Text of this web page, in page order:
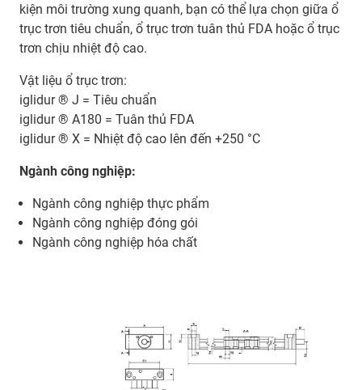
kiện môi trường xung quanh, bạn có thể lựa chọn giữa ổ
trục trơn tiêu chuẩn, ổ trục trơn tuân thủ FDA hoặc ổ trục
trơn chịu nhiệt độ cao.
Vật liệu ổ trục trơn:
iglidur ® J = Tiêu chuẩn
iglidur ® A180 = Tuân thủ FDA
iglidur ® X = Nhiệt độ cao lên đến +250 °C
Ngành công nghiệp:
Ngành công nghiệp thực phẩm
Ngành công nghiệp đóng gói
Ngành công nghiệp hóa chất